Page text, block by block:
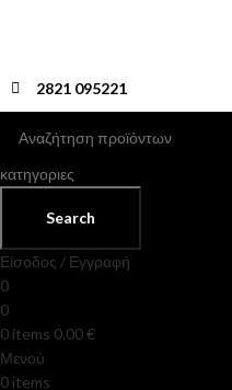
2821 095221
κατηγοριες
Search
Είσοδος / Εγγραφή
0
0
0 items 0.00€
Μενού
0 items